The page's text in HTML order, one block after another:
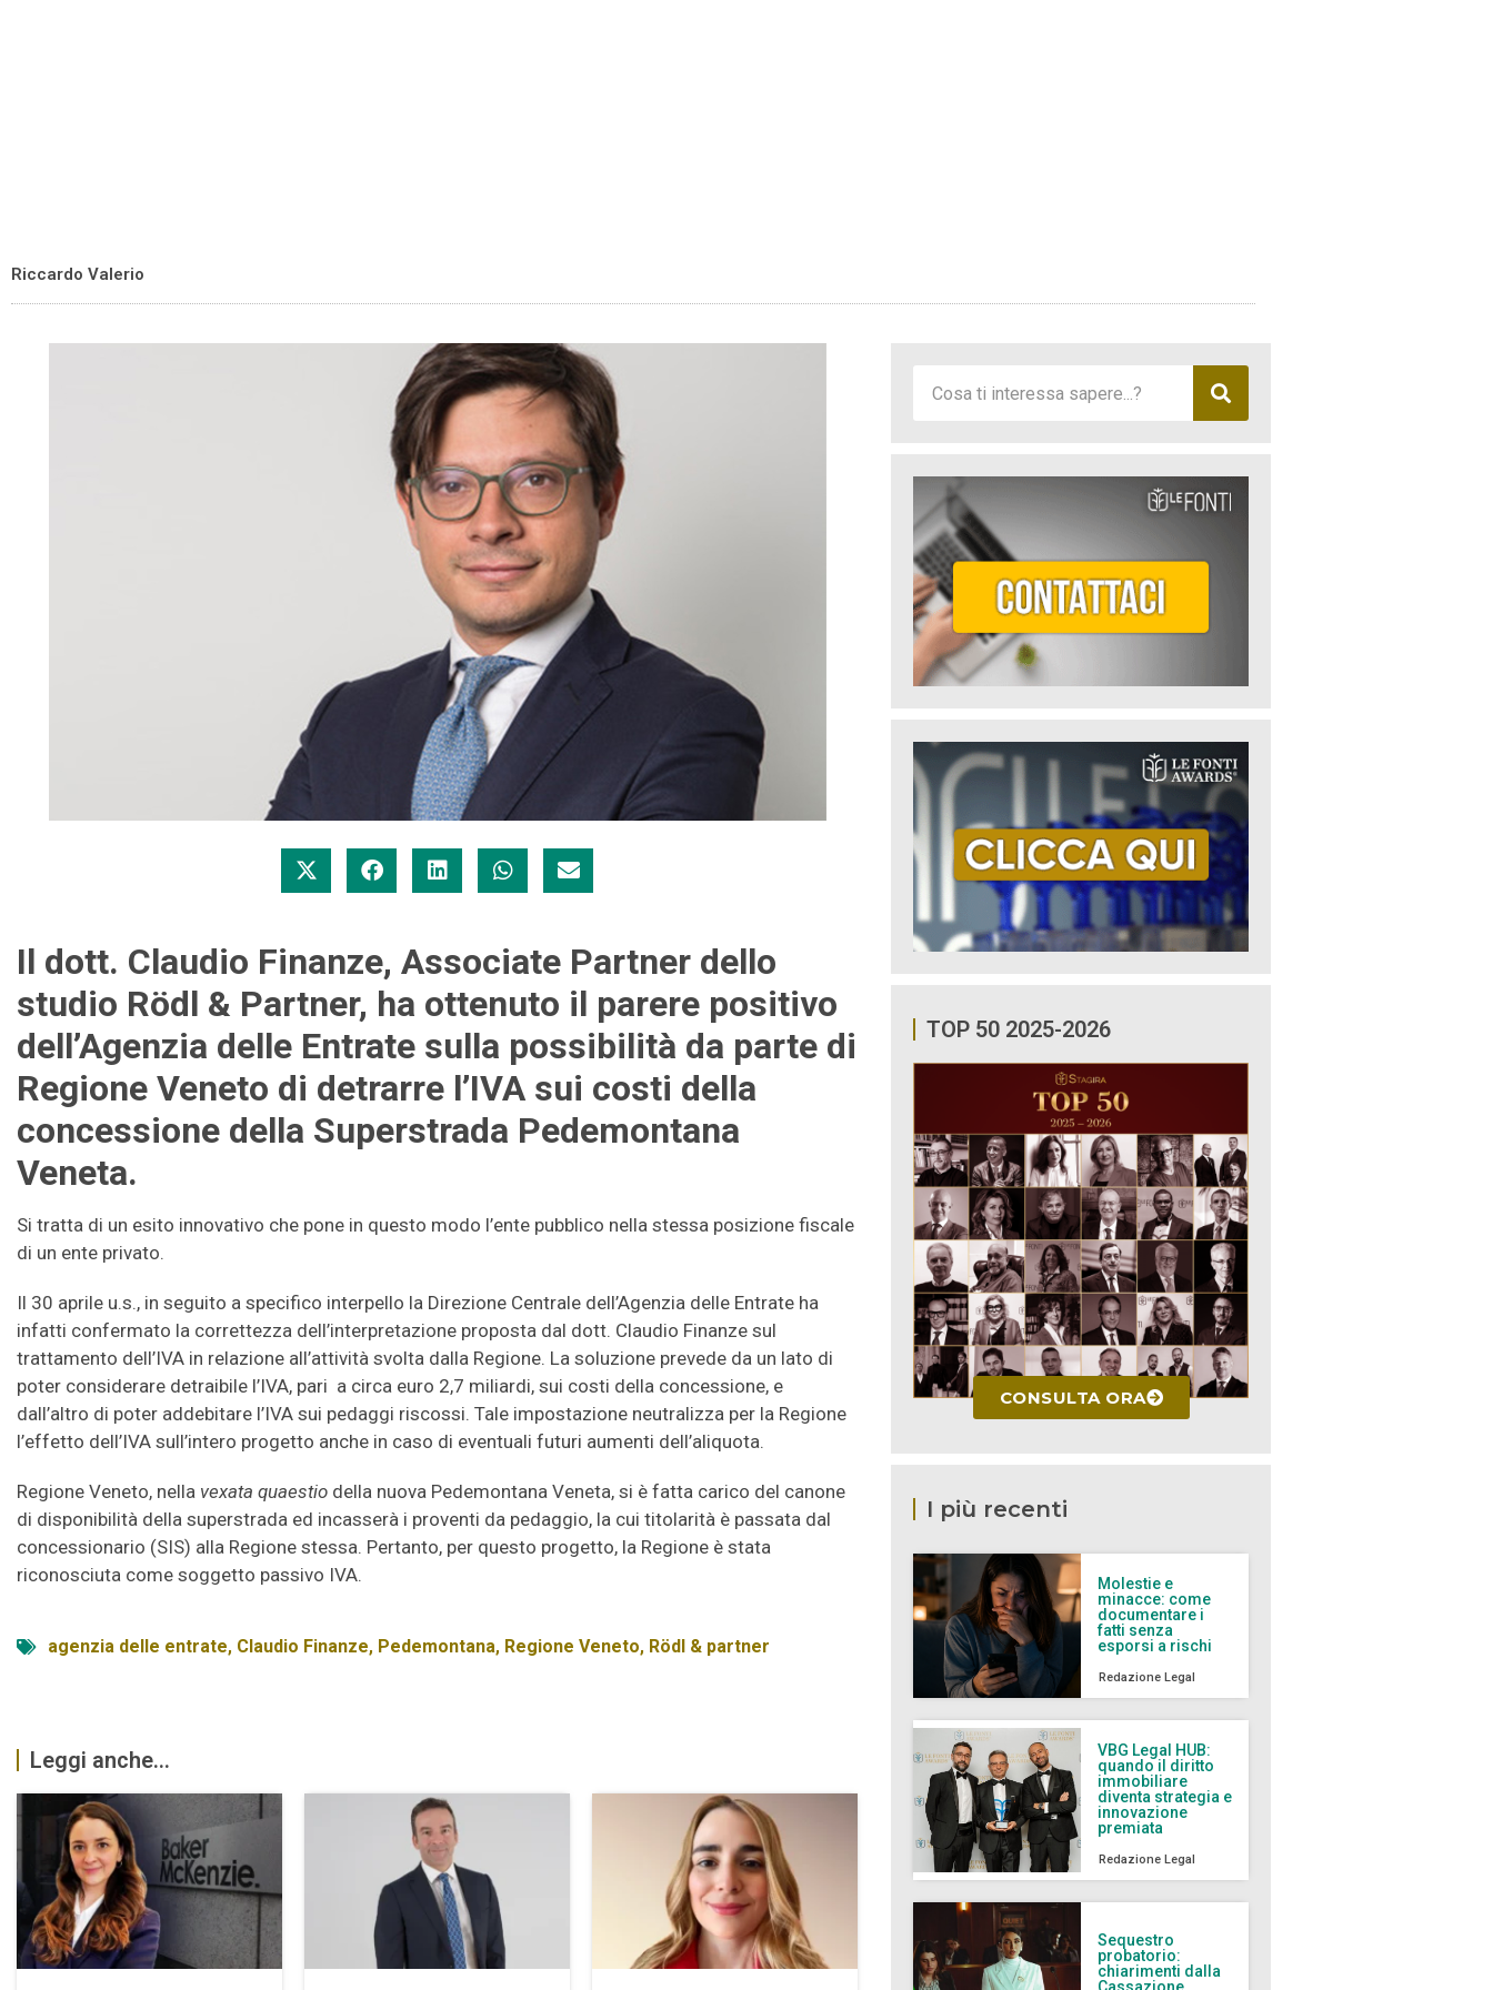
Riccardo Valerio
Il dott. Claudio Finanze, Associate Partner dello
studio Rödl & Partner, ha ottenuto il parere positivo
dell’Agenzia delle Entrate sulla possibilità da parte di
Regione Veneto di detrarre l’IVA sui costi della
concessione della Superstrada Pedemontana
Veneta.
Si tratta di un esito innovativo che pone in questo modo l’ente pubblico nella stessa posizione fiscale
di un ente privato.
Il 30 aprile u.s., in seguito a specifico interpello la Direzione Centrale dell’Agenzia delle Entrate ha
infatti confermato la correttezza dell’interpretazione proposta dal dott. Claudio Finanze sul
trattamento dell’IVA in relazione all’attività svolta dalla Regione. La soluzione prevede da un lato di
poter considerare detraibile l’IVA, pari a circa euro 2,7 miliardi, sui costi della concessione, e
dall’altro di poter addebitare l’IVA sui pedaggi riscossi. Tale impostazione neutralizza per la Regione
l’effetto dell’IVA sull’intero progetto anche in caso di eventuali futuri aumenti dell’aliquota.
Regione Veneto, nella vexata quaestio della nuova Pedemontana Veneta, si è fatta carico del canone
di disponibilità della superstrada ed incasserà i proventi da pedaggio, la cui titolarità è passata dal
concessionario (SIS) alla Regione stessa. Pertanto, per questo progetto, la Regione è stata
riconosciuta come soggetto passivo IVA.
agenzia delle entrate, Claudio Finanze, Pedemontana, Regione Veneto, Rödl & partner
Leggi anche...
TOP 50 2025-2026
CONSULTA ORA
I più recenti
Molestie e
minacce: come
documentare i
fatti senza
esporsi a rischi
Redazione Legal
VBG Legal HUB:
quando il diritto
immobiliare
diventa strategia e
innovazione
premiata
Redazione Legal
Sequestro
probatorio:
chiarimenti dalla
Cassazione